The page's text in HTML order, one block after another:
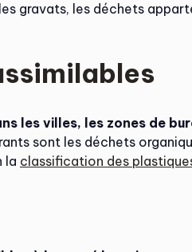
gravats, les déchets
les villes, les zones de
sont les déchets
la classification des